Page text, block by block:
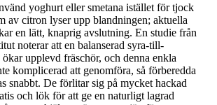
yoghurt eller smetana istället för tjock
av citron lyser upp blandningen; aktuella
en lätt, knaprig avslutning. En studie från
noterar att en balanserad syra-till-
upplevd fräschör, och denna enkla
komplicerad att genomföra, så förberedda
snabbt. De förlitar sig på mycket hackad
och lök för att ge en naturligt lagrad